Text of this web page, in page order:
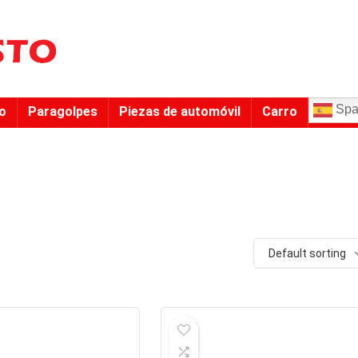
Paragolpes Piezas de automóvil Carro
Default sorting